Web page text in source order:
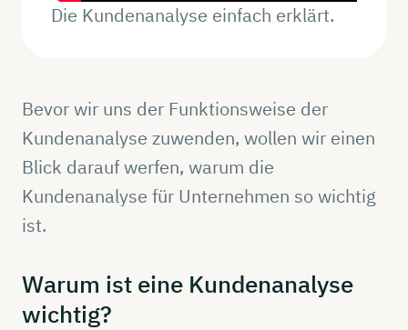
Die Kundenanalyse einfach erklärt.
Bevor wir uns der Funktionsweise der
Kundenanalyse zuwenden, wollen wir einen
Blick darauf werfen, warum die
Kundenanalyse für Unternehmen so wichtig
ist.
Warum ist eine Kundenanalyse
wichtig?